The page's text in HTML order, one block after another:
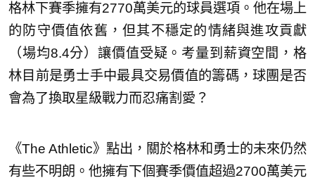
格林下賽季擁有2770萬美元的球員選項。他在場上
的防守價值依舊，但其不穩定的情緒與進攻貢獻
（場均8.4分）讓價值受疑。考量到薪資空間，格
林目前是勇士手中最具交易價值的籌碼，球團是否
會為了換取星級戰力而忍痛割愛？
《The Athletic》點出，關於格林和勇士的未來仍然
有些不明朗。他擁有下個賽季價值超過2700萬美元